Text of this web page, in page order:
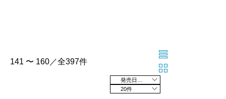
141 〜 160／全397件
20件